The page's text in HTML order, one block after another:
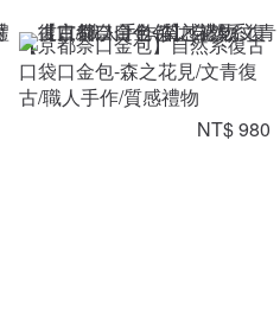
【京都奈口金包】自然系復古
口袋口金包-森之花見/文青復
古/職人手作/質感禮物
NT$ 980